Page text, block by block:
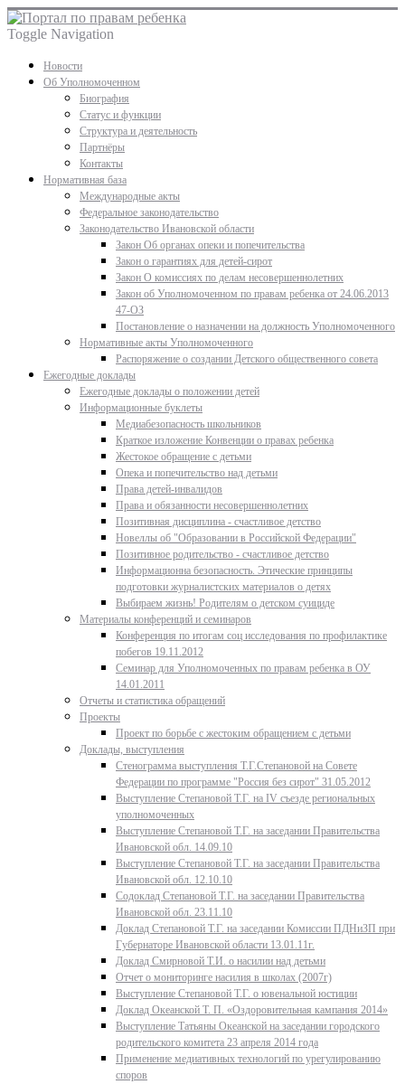
Toggle Navigation
Новости
Об Уполномоченном
Биография
Статус и функции
Структура и деятельность
Партнёры
Контакты
Нормативная база
Международные акты
Федеральное законодательство
Законодательство Ивановской области
Закон Об органах опеки и попечительства
Закон о гарантиях для детей-сирот
Закон О комиссиях по делам несовершеннолетних
Закон об Уполномоченном по правам ребенка от 24.06.2013
47-ОЗ
Постановление о назначении на должность Уполномоченного
Нормативные акты Уполномоченного
Распоряжение о создании Детского общественного совета
Ежегодные доклады
Ежегодные доклады о положении детей
Информационные буклеты
Медиабезопасность школьников
Краткое изложение Конвенции о правах ребенка
Жестокое обращение с детьми
Опека и попечительство над детьми
Права детей-инвалидов
Права и обязанности несовершеннолетних
Позитивная дисциплина - счастливое детство
Новеллы об "Образовании в Российской Федерации"
Позитивное родительство - счастливое детство
Информационна безопасность. Этические принципы
подготовки журналистских материалов о детях
Выбираем жизнь! Родителям о детском суициде
Материалы конференций и семинаров
Конференция по итогам соц исследования по профилактике
побегов 19.11.2012
Семинар для Уполномоченных по правам ребенка в ОУ
14.01.2011
Отчеты и статистика обращений
Проекты
Проект по борьбе с жестоким обращением с детьми
Доклады, выступления
Стенограмма выступления Т.Г.Степановой на Совете
Федерации по программе "Россия без сирот" 31.05.2012
Выступление Степановой Т.Г. на IV съезде региональных
уполномоченных
Выступление Степановой Т.Г. на заседании Правительства
Ивановской обл. 14.09.10
Выступление Степановой Т.Г. на заседании Правительства
Ивановской обл. 12.10.10
Содоклад Степановой Т.Г. на заседании Правительства
Ивановской обл. 23.11.10
Доклад Степановой Т.Г. на заседании Комиссии ПДНиЗП при
Губернаторе Ивановской области 13.01.11г.
Доклад Смирновой Т.И. о насилии над детьми
Отчет о мониторинге насилия в школах (2007г)
Выступление Степановой Т.Г. о ювенальной юстиции
Доклад Океанской Т. П. «Оздоровительная кампания 2014»
Выступление Татьяны Океанской на заседании городского
родительского комитета 23 апреля 2014 года
Применение медиативных технологий по урегулированию
споров